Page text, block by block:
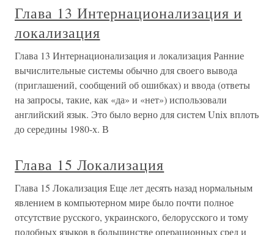
Глава 13 Интернационализация и
локализация
Глава 13 Интернационализация и локализация Ранние
вычислительные системы обычно для своего вывода
(приглашений, сообщений об ошибках) и ввода (ответы
на запросы, такие, как «да» и «нет») использовали
английский язык. Это было верно для систем Unix вплоть
до середины 1980-х. В
Глава 15 Локализация
Глава 15 Локализация Еще лет десять назад нормальным
явлением в компьютерном мире было почти полное
отсутствие русского, украинского, белорусского и тому
подобных языков в большинстве операционных сред и